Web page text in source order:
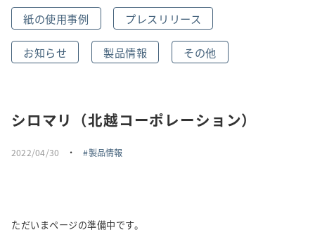
会社案内
事業内容
紙の使用事例 プレスリリース
お知らせ 製品情報 その他
シロマリ（北越コーポレーション）
2022/04/30 ・ 製品情報
ただいまページの準備中です。